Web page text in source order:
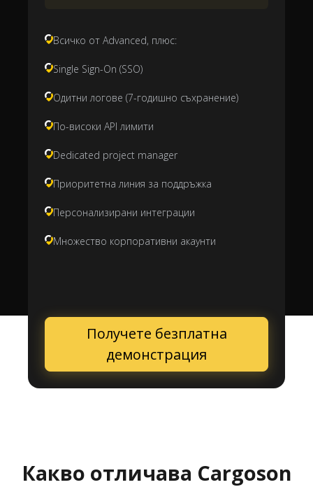
Всичко от Advanced, плюс:
Single Sign-On (SSO)
Одитни логове (7-годишно съхранение)
По-високи API лимити
Dedicated project manager
Приоритетна линия за поддръжка
Персонализирани интеграции
Множество корпоративни акаунти
Получете безплатна
демонстрация
Какво отличава Cargoson